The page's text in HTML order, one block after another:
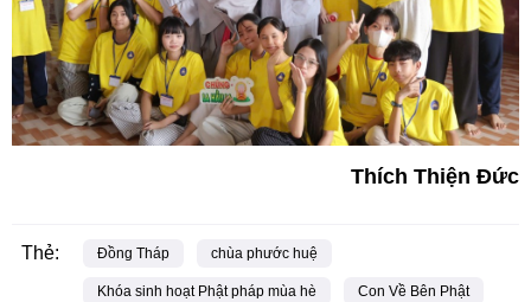
Thích Thiện Đức
Thẻ: Đồng Tháp chùa phước huệ
Khóa sinh hoạt Phật pháp mùa hè Con Về Bên Phật